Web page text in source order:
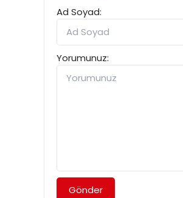
Ad Soyad:
Yorumunuz:
Gönder